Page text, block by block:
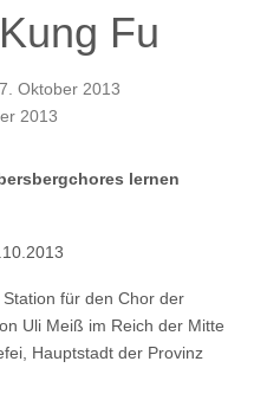
Fu
Oktober 2013
2013
lernen
für den Chor der
Uli Meiß im Reich der Mitte
Hauptstadt der Provinz